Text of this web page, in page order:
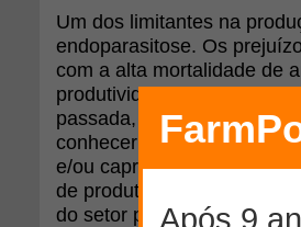
Um dos limitantes na
endoparasitose. Os
com a alta mortalidade de
produtividade e compra
passada, o FarmPoint
conhecer qual é o método
e/ou caprinos para
de produtores, o
do setor para a concessão